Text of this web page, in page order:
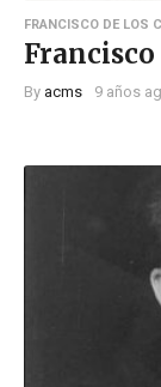
FRANCISCO DE LOS
Francisco
By acms 9 años